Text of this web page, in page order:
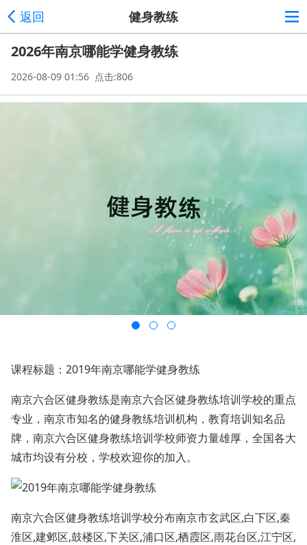
返回 健身教练
2026年南京哪能学健身教练
2026-08-09 01:56 点击:806
课程标题：2019年南京哪能学健身教练
南京六合区健身教练是南京六合区健身教练培训学校的重点
专业，南京市知名的健身教练培训机构，教育培训知名品
牌，南京六合区健身教练培训学校师资力量雄厚，全国各大
城市均设有分校，学校欢迎你的加入。
南京六合区健身教练培训学校分布南京市玄武区,白下区,秦
淮区,建邺区,鼓楼区,下关区,浦口区,栖霞区,雨花台区,江宁区,